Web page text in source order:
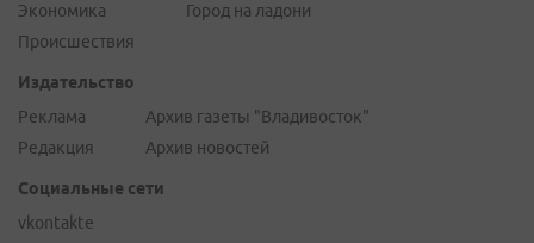
Экономика
Происшествия
Город на ладони
Издательство
Реклама
Редакция
Архив газеты "Владивосток"
Архив новостей
Социальные сети
vkontakte